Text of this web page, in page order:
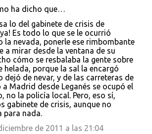
ha dicho que…
lo del gabinete de crisis de
Es todo lo que se le ocurrió
la nevada, ponerle ese rimbombante
a mirar desde la ventana de su
cómo se resbalaba la gente sobre
helada, porque la sal la encargó
dejó de nevar, y de las carreteras de
a Madrid desde Leganés se ocupó el
no la policía local. Pero, eso sí,
gabinete de crisis, aunque no
para nada.
de 2011 a las 21:04